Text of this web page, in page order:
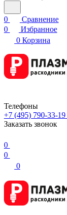
0
Сравнение
0
Избранное
0 Корзина
Телефоны
+7 (495) 790-33-19
Заказать звонок
0
0
0